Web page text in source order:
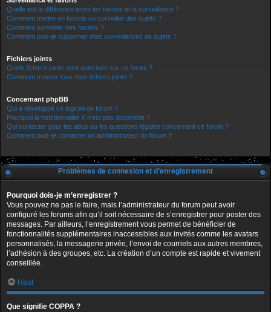
Quelle est la différence entre les favoris et la surveillance ?
Comment mettre en favoris ou surveiller des sujets ?
Comment surveiller des forums ?
Comment puis-je supprimer mes surveillances de sujets ?
Fichiers joints
Quels fichiers joints sont autorisés sur ce forum ?
Comment trouver tous mes fichiers joints ?
Concernant phpBB
Qui a développé ce logiciel de forum ?
Pourquoi la fonctionnalité X n’est pas disponible ?
Qui contacter pour les abus ou les questions légales concernant ce forum ?
Comment puis-je contacter un administrateur du forum ?
Problèmes de connexion et d’enregistrement
Pourquoi dois-je m’enregistrer ?
Vous pouvez ne pas le faire, mais l’administrateur du forum peut avoir
configuré les forums afin qu’il soit nécessaire de s’enregistrer pour poster des
messages. Par ailleurs, l’enregistrement vous permet de bénéficier de
fonctionnalités supplémentaires inaccessibles aux invités comme les avatars
personnalisés, la messagerie privée, l’envoi de courriels aux autres membres,
l’adhésion à des groupes, etc. La création d’un compte est rapide et vivement
conseillée.
Haut
Que signifie COPPA ?